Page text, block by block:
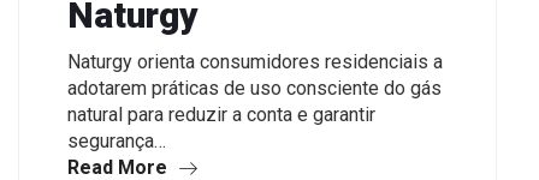
Naturgy
Naturgy orienta consumidores residenciais a
adotarem práticas de uso consciente do gás
natural para reduzir a conta e garantir
segurança…
Read More